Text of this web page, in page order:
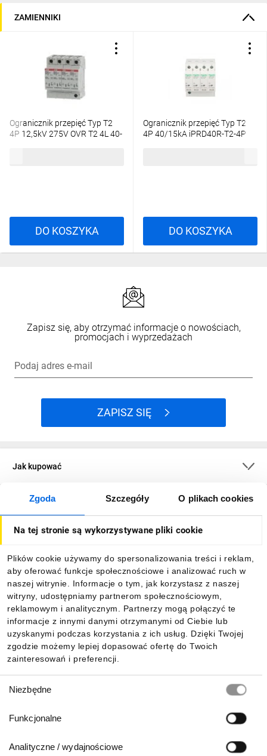
Zgoda Szczegóły O plikach cookies
Na tej stronie są wykorzystywane pliki cookie
Plików cookie używamy do spersonalizowania treści i reklam,
aby oferować funkcje społecznościowe i analizować ruch w
naszej witrynie. Informacje o tym, jak korzystasz z naszej
witryny, udostępniamy partnerom społecznościowym,
reklamowym i analitycznym. Partnerzy mogą połączyć te
informacje z innymi danymi otrzymanymi od Ciebie lub
uzyskanymi podczas korzystania z ich usług. Dzięki Twojej
zgodzie możemy lepiej dopasować ofertę do Twoich
zainteresowań i preferencji.
zgody
Niezbędne
Funkcjonalne
Analityczne / wydajnościowe
ZAMIENNIKI
Ogranicznik przepięć Typ T2
4P 12,5kV 275V OVR T2 4L 40-
DO KOSZYKA
Ogranicznik przepięć Typ T2
4P 40/15kA iPRD40R-T2-4P
DO KOSZYKA
Zapisz się, aby otrzymać informacje o nowościach,
promocjach i wyprzedażach
Podaj adres e-mail
ZAPISZ SIĘ
Jak kupować
O firmie
Informacje
Pobierz naszą aplikację mobilną: